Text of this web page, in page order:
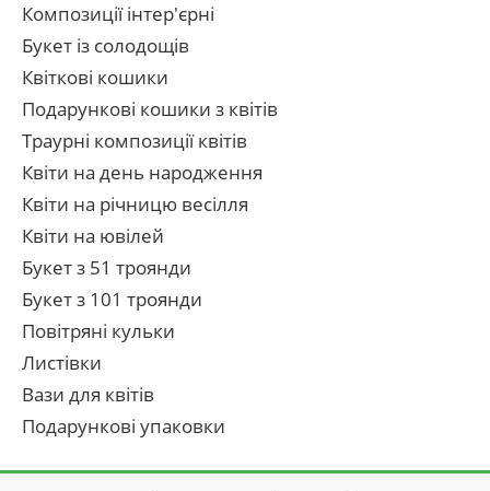
Композиції інтер'єрні
Букет із солодощів
Квіткові кошики
Подарункові кошики з квітів
Траурні композиції квітів
Квіти на день народження
Квіти на річницю весілля
Квіти на ювілей
Букет з 51 троянди
Букет з 101 троянди
Повітряні кульки
Листівки
Вази для квітів
Подарункові упаковки